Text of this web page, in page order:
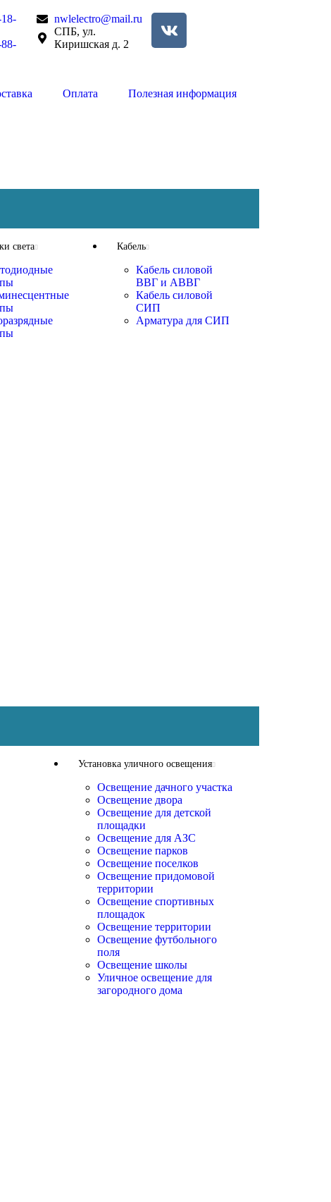
nwlelectro@mail.ru
СПБ, ул.
Киришская д. 2
Оплата Полезная информация
света Кабель
Кабель силовой
ВВГ и АВВГ
Кабель силовой
СИП
Арматура для СИП
Установка уличного освещения
Освещение дачного участка
Освещение двора
Освещение для детской
площадки
Освещение для АЗС
Освещение парков
Освещение поселков
Освещение придомовой
территории
Освещение спортивных
площадок
Освещение территории
Освещение футбольного
поля
Освещение школы
Уличное освещение для
загородного дома